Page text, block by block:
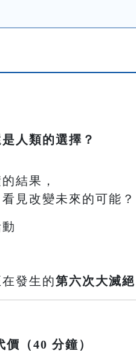
人類的選擇？
結果，
見改變未來的可能？
發生的第六次大滅絕
（40 分鐘）